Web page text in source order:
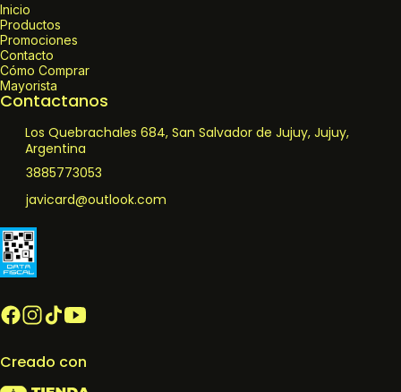
Inicio
Productos
Promociones
Contacto
Cómo Comprar
Mayorista
Contactanos
Los Quebrachales 684, San Salvador de Jujuy, Jujuy,
Argentina
3885773053
javicard@outlook.com
Creado con